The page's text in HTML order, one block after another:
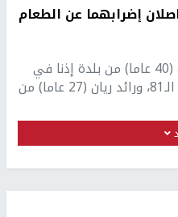
إضرابهما عن الطعام
يواصل المعتقلان خليل عواودة (40 عاما) من بلدة إذنا في
الخليل إضرابه عن الطعام لليوم الـ81، ورائد ريان (27 عاما) من